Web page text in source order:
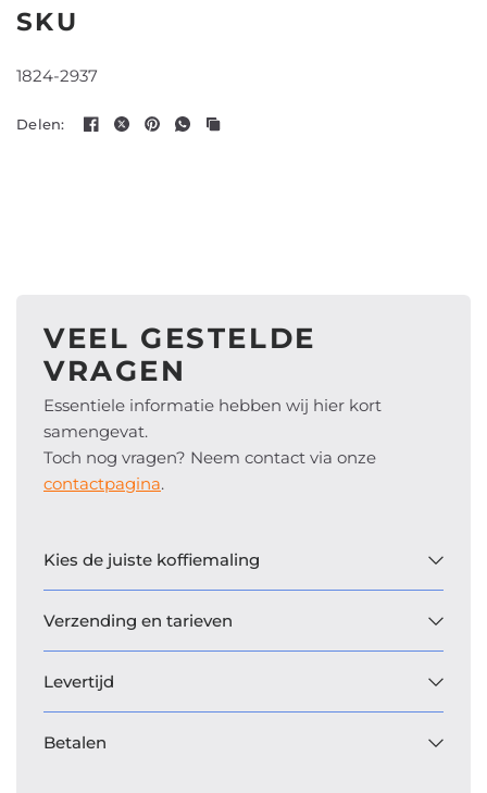
SKU
1824-2937
Delen:
VEEL GESTELDE
VRAGEN
Essentiele informatie hebben wij hier kort
samengevat.
Toch nog vragen? Neem contact via onze
contactpagina.
Kies de juiste koffiemaling
Verzending en tarieven
Levertijd
Betalen